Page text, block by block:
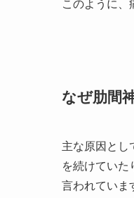
このように、
なぜ肋間
主な原因とし
を続けていた
言われていま